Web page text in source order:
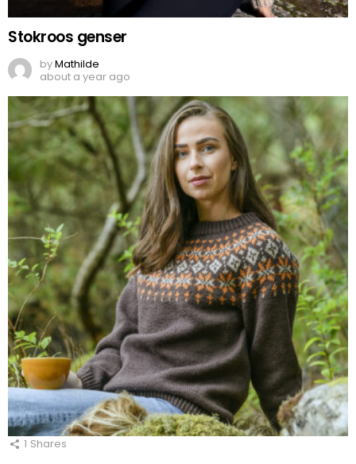
Stokroos genser
byMathilde
about a year ago
1 Shares